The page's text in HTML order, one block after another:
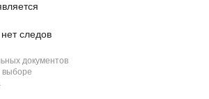
следов
документов
выборе